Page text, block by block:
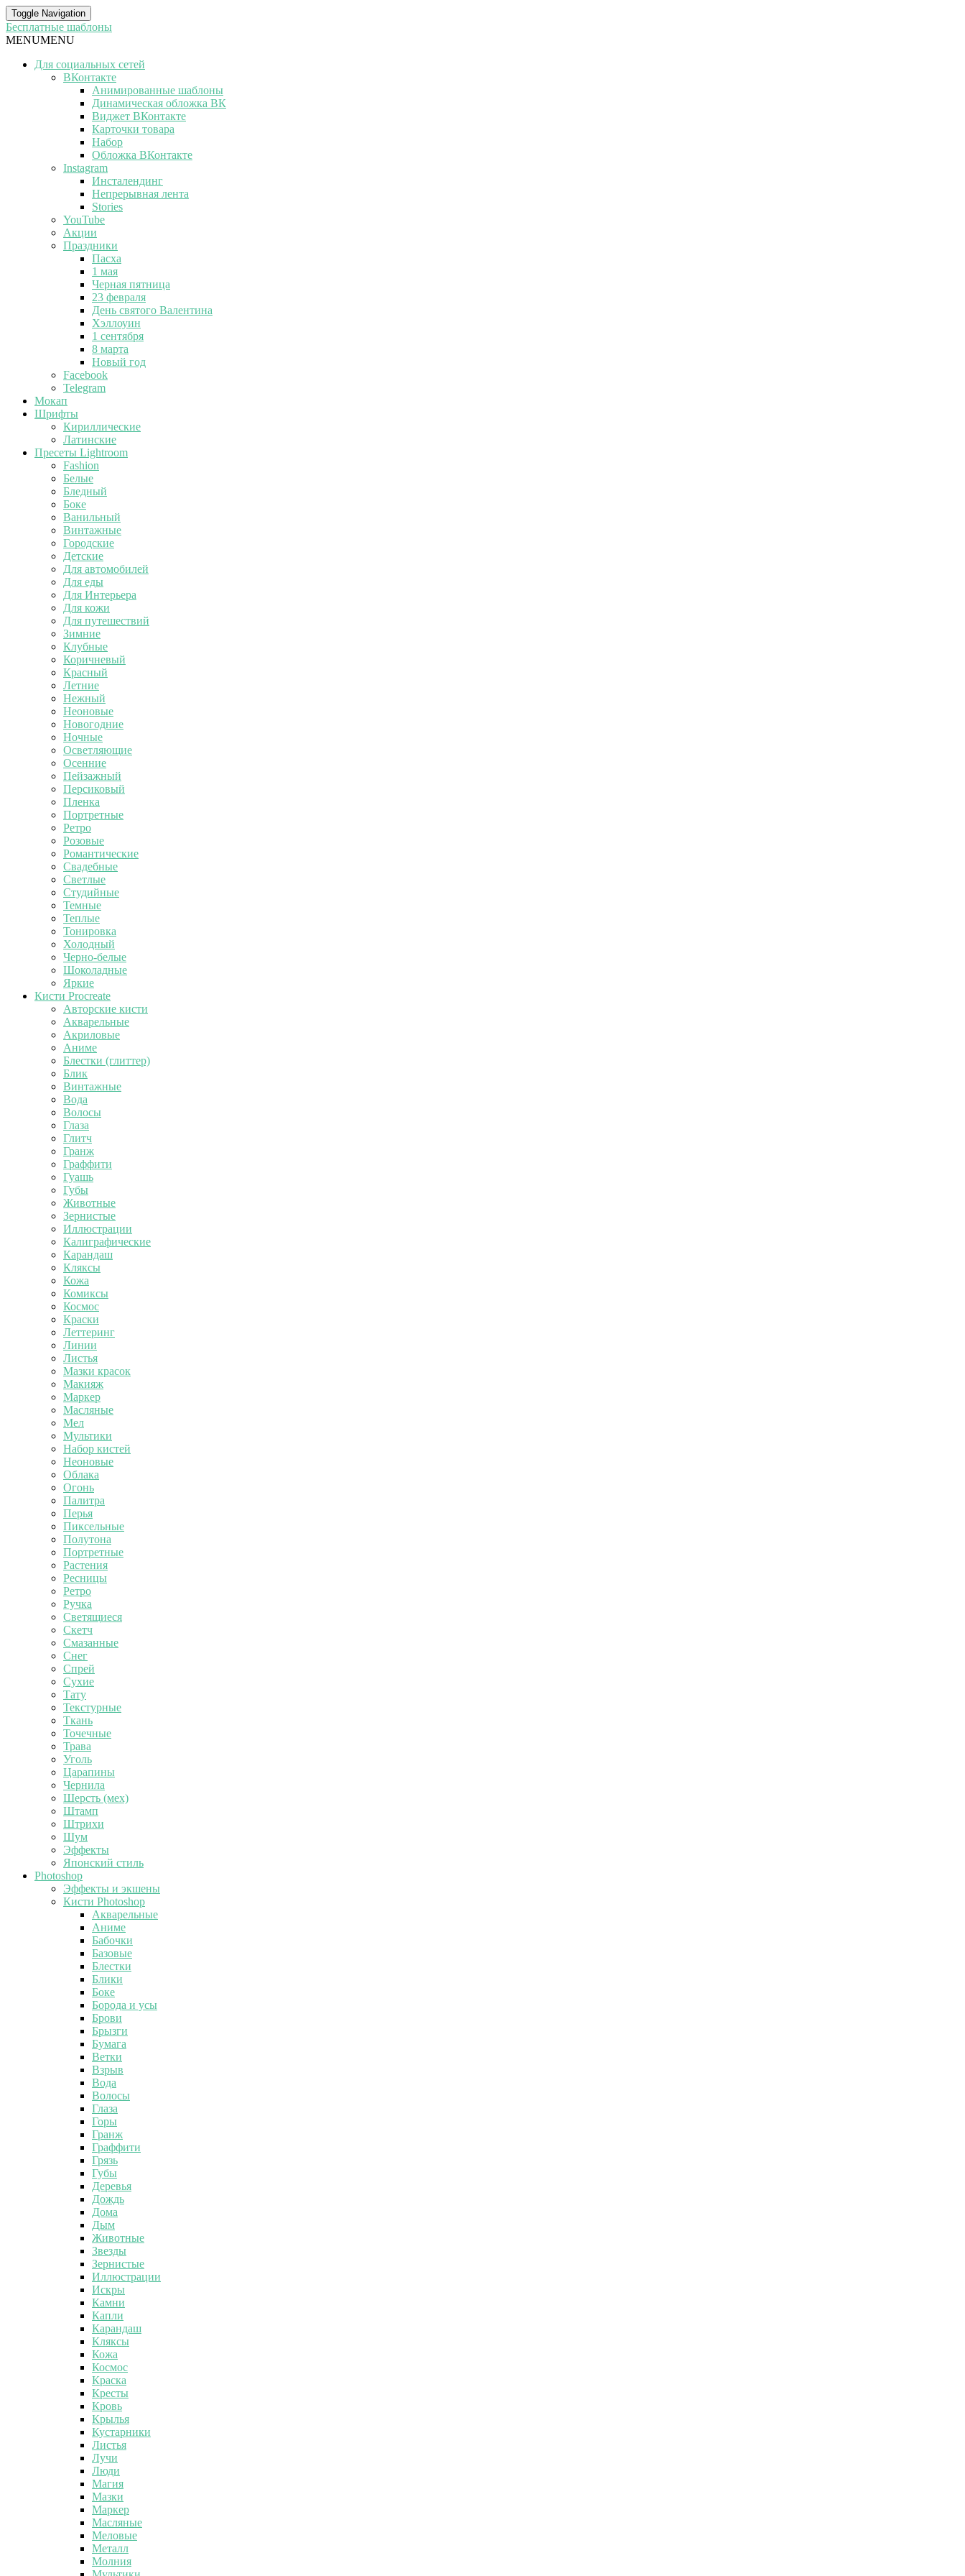
Toggle Navigation
Бесплатные шаблоны
MENUMENU
Для социальных сетей
ВКонтакте
Анимированные шаблоны
Динамическая обложка ВК
Виджет ВКонтакте
Карточки товара
Набор
Обложка ВКонтакте
Instagram
Инсталендинг
Непрерывная лента
Stories
YouTube
Акции
Праздники
Пасха
1 мая
Черная пятница
23 февраля
День святого Валентина
Хэллоуин
1 сентября
8 марта
Новый год
Facebook
Telegram
Мокап
Шрифты
Кириллические
Латинские
Пресеты Lightroom
Fashion
Белые
Бледный
Боке
Ванильный
Винтажные
Городские
Детские
Для автомобилей
Для еды
Для Интерьера
Для кожи
Для путешествий
Зимние
Клубные
Коричневый
Красный
Летние
Нежный
Неоновые
Новогодние
Ночные
Осветляющие
Осенние
Пейзажный
Персиковый
Пленка
Портретные
Ретро
Розовые
Романтические
Свадебные
Светлые
Студийные
Темные
Теплые
Тонировка
Холодный
Черно-белые
Шоколадные
Яркие
Кисти Procreate
Авторские кисти
Акварельные
Акриловые
Аниме
Блестки (глиттер)
Блик
Винтажные
Вода
Волосы
Глаза
Глитч
Гранж
Граффити
Гуашь
Губы
Животные
Зернистые
Иллюстрации
Калиграфические
Карандаш
Кляксы
Кожа
Комиксы
Космос
Краски
Леттеринг
Линии
Листья
Мазки красок
Макияж
Маркер
Масляные
Мел
Мультики
Набор кистей
Неоновые
Облака
Огонь
Палитра
Перья
Пиксельные
Полутона
Портретные
Растения
Ресницы
Ретро
Ручка
Светящиеся
Скетч
Смазанные
Снег
Спрей
Сухие
Тату
Текстурные
Ткань
Точечные
Трава
Уголь
Царапины
Чернила
Шерсть (мех)
Штамп
Штрихи
Шум
Эффекты
Японский стиль
Photoshop
Эффекты и экшены
Кисти Photoshop
Акварельные
Аниме
Бабочки
Базовые
Блестки
Блики
Боке
Борода и усы
Брови
Брызги
Бумага
Ветки
Взрыв
Вода
Волосы
Глаза
Горы
Гранж
Граффити
Грязь
Губы
Деревья
Дождь
Дома
Дым
Животные
Звезды
Зернистые
Иллюстрации
Искры
Камни
Капли
Карандаш
Кляксы
Кожа
Космос
Краска
Кресты
Кровь
Крылья
Кустарники
Листья
Лучи
Люди
Магия
Мазки
Маркер
Масляные
Меловые
Металл
Молния